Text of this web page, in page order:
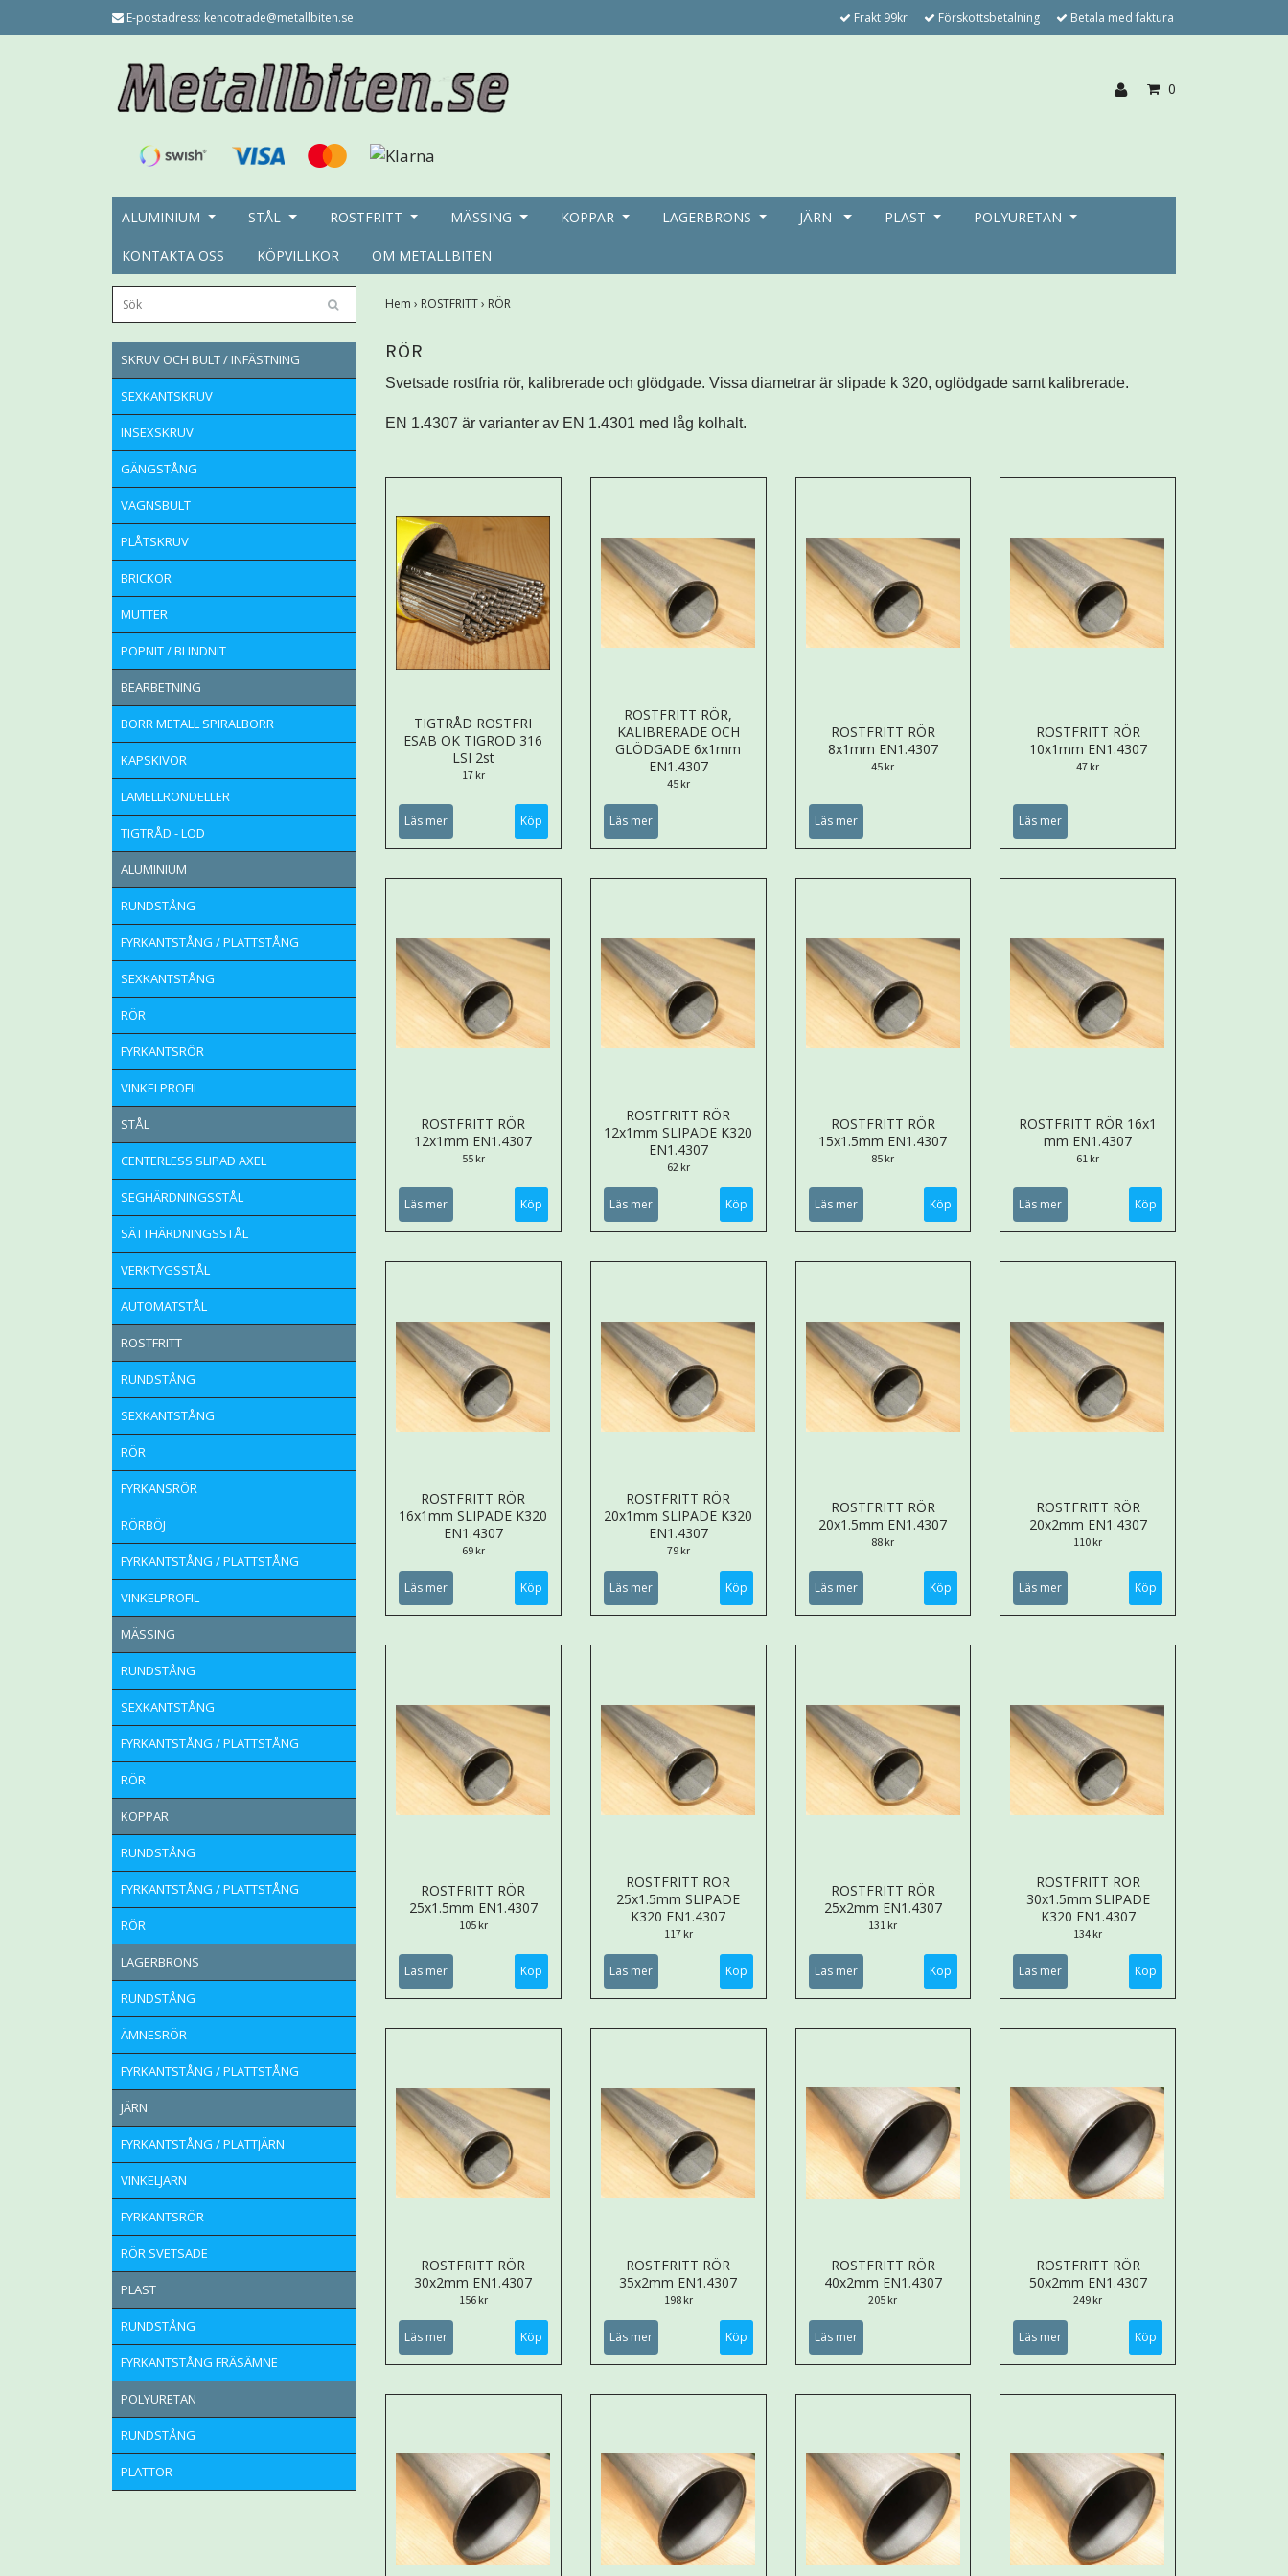
E-postadress: kencotrade@metallbiten.se Frakt 99kr Förskottsbetalning Betala med faktura
0
ALUMINIUM STÅL ROSTFRITT MÄSSING KOPPAR LAGERBRONS JÄRN PLAST POLYURETAN
KONTAKTA OSS KÖPVILLKOR OM METALLBITEN
SKRUV OCH BULT / INFÄSTNING
SEXKANTSKRUV
INSEXSKRUV
GÄNGSTÅNG
VAGNSBULT
PLÅTSKRUV
BRICKOR
MUTTER
POPNIT / BLINDNIT
BEARBETNING
BORR METALL SPIRALBORR
KAPSKIVOR
LAMELLRONDELLER
TIGTRÅD - LOD
ALUMINIUM
RUNDSTÅNG
FYRKANTSTÅNG / PLATTSTÅNG
SEXKANTSTÅNG
RÖR
FYRKANTSRÖR
VINKELPROFIL
STÅL
CENTERLESS SLIPAD AXEL
SEGHÄRDNINGSSTÅL
SÄTTHÄRDNINGSSTÅL
VERKTYGSSTÅL
AUTOMATSTÅL
ROSTFRITT
RUNDSTÅNG
SEXKANTSTÅNG
RÖR
FYRKANSRÖR
RÖRBÖJ
FYRKANTSTÅNG / PLATTSTÅNG
VINKELPROFIL
MÄSSING
RUNDSTÅNG
SEXKANTSTÅNG
FYRKANTSTÅNG / PLATTSTÅNG
RÖR
KOPPAR
RUNDSTÅNG
FYRKANTSTÅNG / PLATTSTÅNG
RÖR
LAGERBRONS
RUNDSTÅNG
ÄMNESRÖR
FYRKANTSTÅNG / PLATTSTÅNG
JÄRN
FYRKANTSTÅNG / PLATTJÄRN
VINKELJÄRN
FYRKANTSRÖR
RÖR SVETSADE
PLAST
RUNDSTÅNG
FYRKANTSTÅNG FRÄSÄMNE
POLYURETAN
RUNDSTÅNG
PLATTOR
Hem › ROSTFRITT› RÖR
RÖR
Svetsade rostfria rör, kalibrerade och glödgade. Vissa diametrar är slipade k 320, oglödgade samt kalibrerade.
EN 1.4307 är varianter av EN 1.4301 med låg kolhalt.
TIGTRÅD ROSTFRI
ESAB OK TIGROD 316
LSI 2st
17 kr
Läs mer Köp
ROSTFRITT RÖR,
KALIBRERADE OCH
GLÖDGADE 6x1mm
EN1.4307
45 kr
Läs mer
ROSTFRITT RÖR
8x1mm EN1.4307
45 kr
Läs mer
ROSTFRITT RÖR
10x1mm EN1.4307
47 kr
Läs mer
ROSTFRITT RÖR
12x1mm EN1.4307
55 kr
Läs mer Köp
ROSTFRITT RÖR
12x1mm SLIPADE K320
EN1.4307
62 kr
Läs mer Köp
ROSTFRITT RÖR
15x1.5mm EN1.4307
85 kr
Läs mer Köp
ROSTFRITT RÖR 16x1
mm EN1.4307
61 kr
Läs mer Köp
ROSTFRITT RÖR
16x1mm SLIPADE K320
EN1.4307
69 kr
Läs mer Köp
ROSTFRITT RÖR
20x1mm SLIPADE K320
EN1.4307
79 kr
Läs mer Köp
ROSTFRITT RÖR
20x1.5mm EN1.4307
88 kr
Läs mer Köp
ROSTFRITT RÖR
20x2mm EN1.4307
110 kr
Läs mer Köp
ROSTFRITT RÖR
25x1.5mm EN1.4307
105 kr
Läs mer Köp
ROSTFRITT RÖR
25x1.5mm SLIPADE
K320 EN1.4307
117 kr
Läs mer Köp
ROSTFRITT RÖR
25x2mm EN1.4307
131 kr
Läs mer Köp
ROSTFRITT RÖR
30x1.5mm SLIPADE
K320 EN1.4307
134 kr
Läs mer Köp
ROSTFRITT RÖR
30x2mm EN1.4307
156 kr
Läs mer Köp
ROSTFRITT RÖR
35x2mm EN1.4307
198 kr
Läs mer Köp
ROSTFRITT RÖR
40x2mm EN1.4307
205 kr
Läs mer
ROSTFRITT RÖR
50x2mm EN1.4307
249 kr
Läs mer Köp